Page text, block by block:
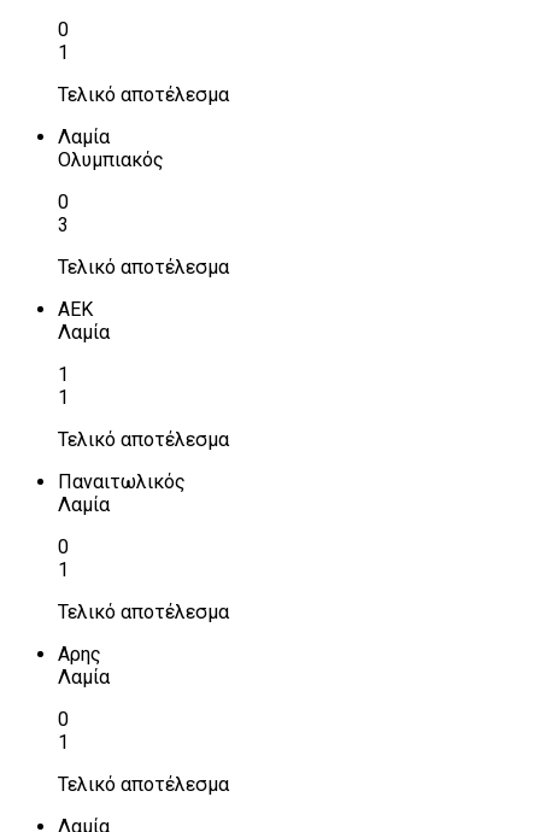
0
1
Τελικό αποτέλεσμα
Λαμία
Ολυμπιακός
0
3
Τελικό αποτέλεσμα
ΑΕΚ
Λαμία
1
1
Τελικό αποτέλεσμα
Παναιτωλικός
Λαμία
0
1
Τελικό αποτέλεσμα
Αρης
Λαμία
0
1
Τελικό αποτέλεσμα
Λαμία